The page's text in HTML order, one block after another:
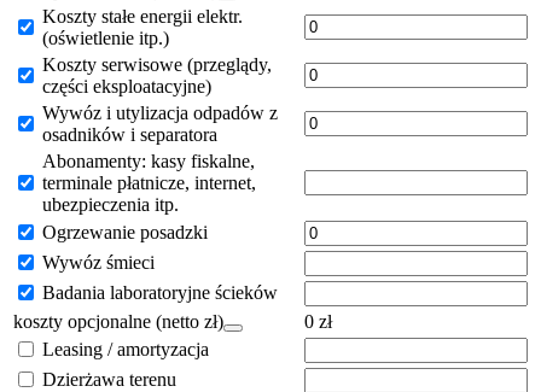
Koszty stałe energii elektr.
(oświetlenie itp.)
Koszty serwisowe (przeglądy,
części eksploatacyjne)
Wywóz i utylizacja odpadów z
osadników i separatora
Abonamenty: kasy fiskalne,
terminale płatnicze, internet,
ubezpieczenia itp.
Ogrzewanie posadzki
Wywóz śmieci
Badania laboratoryjne ścieków
koszty opcjonalne (netto zł)
0 zł
Leasing / amortyzacja
Dzierżawa terenu